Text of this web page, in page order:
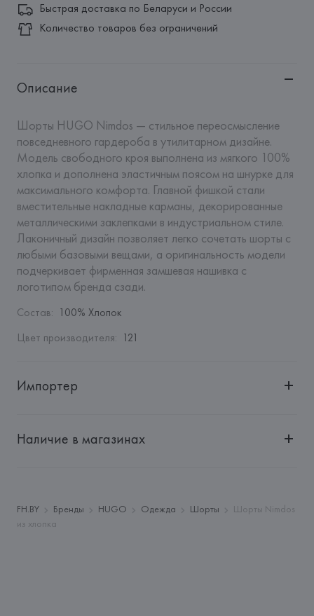
Быстрая доставка по Беларуси и России
Количество товаров без ограничений
Описание
Шорты HUGO Nimdos — стильное переосмысление
повседневного гардероба в утилитарном дизайне.
Модель свободного кроя выполнена из мягкого 100%
хлопка и дополнена эластичным поясом на шнурке для
максимального комфорта. Главной фишкой стали
вместительные накладные карманы, декорированные
металлическими заклепками в индустриальном стиле.
Лаконичный дизайн позволяет легко сочетать шорты с
любыми базовыми вещами, а оригинальность модели
подчеркивает фирменная замшевая нашивка с
логотипом бренда сзади.
Состав: 100% Хлопок
Цвет производителя: 121
Импортер
"Авикойл Интернешнл"
Адрес:
ГЕРМАНИЯ, HUGO BOSS AG, Dieselstrasse 12, D-
72555 Metzingen,
Наличие в магазинах
FH.BY Бренды HUGO Одежда Шорты
Шорты Nimdos
из хлопка